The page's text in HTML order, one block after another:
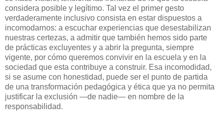
considera posible y legítimo. Tal vez el primer gesto
verdaderamente inclusivo consista en estar dispuestos a
incomodarnos: a escuchar experiencias que desestabilizan
nuestras certezas, a admitir que también hemos sido parte
de prácticas excluyentes y a abrir la pregunta, siempre
vigente, por cómo queremos convivir en la escuela y en la
sociedad que esta contribuye a construir. Esa incomodidad,
si se asume con honestidad, puede ser el punto de partida
de una transformación pedagógica y ética que ya no permita
justificar la exclusión —de nadie— en nombre de la
responsabilidad.